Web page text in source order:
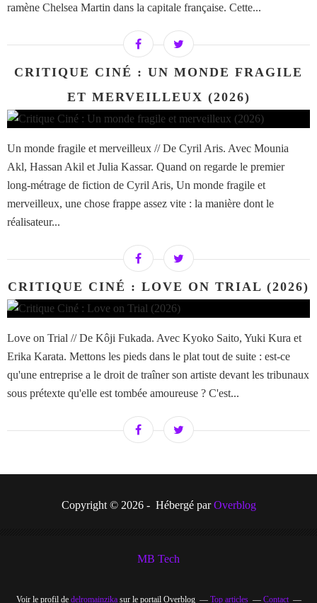
ramène Chelsea Martin dans la capitale française. Cette...
CRITIQUE CINÉ : UN MONDE FRAGILE
ET MERVEILLEUX (2026)
Un monde fragile et merveilleux // De Cyril Aris. Avec Mounia
Akl, Hassan Akil et Julia Kassar. Quand on regarde le premier
long-métrage de fiction de Cyril Aris, Un monde fragile et
merveilleux, une chose frappe assez vite : la manière dont le
réalisateur...
CRITIQUE CINÉ : LOVE ON TRIAL (2026)
Love on Trial // De Kôji Fukada. Avec Kyoko Saito, Yuki Kura et
Erika Karata. Mettons les pieds dans le plat tout de suite : est-ce
qu'une entreprise a le droit de traîner son artiste devant les tribunaux
sous prétexte qu'elle est tombée amoureuse ? C'est...
Copyright © 2026 - Hébergé parOverblog
MB Tech
Voir le profil de delromainzikasur le portail Overblog Top articles Contact